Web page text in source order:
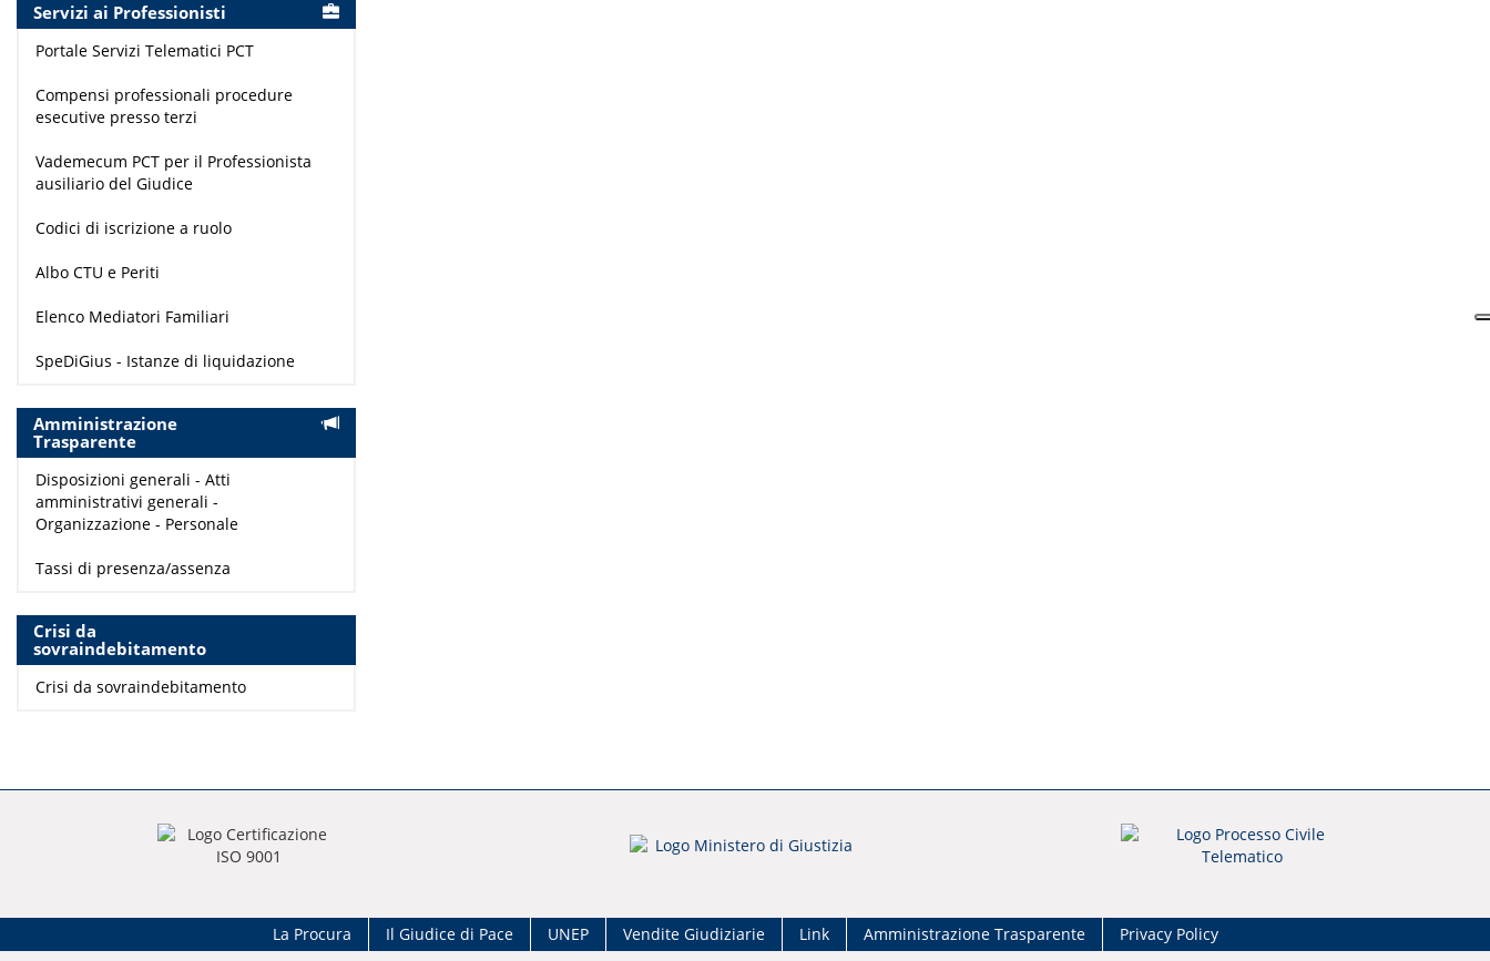
Servizi ai Professionisti
Portale Servizi Telematici PCT
Compensi professionali procedure
esecutive presso terzi
Vademecum PCT per il Professionista
ausiliario del Giudice
Codici di iscrizione a ruolo
Albo CTU e Periti
Elenco Mediatori Familiari
SpeDiGius - Istanze di liquidazione
Amministrazione
Trasparente
Disposizioni generali - Atti
amministrativi generali -
Organizzazione - Personale
Tassi di presenza/assenza
Crisi da
sovraindebitamento
Crisi da sovraindebitamento
La Procura Il Giudice di Pace UNEP Vendite Giudiziarie Link Amministrazione Trasparente Privacy Policy